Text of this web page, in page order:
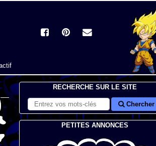
RECHERCHE SUR LE SITE
Chercher
PETITES ANNONCES